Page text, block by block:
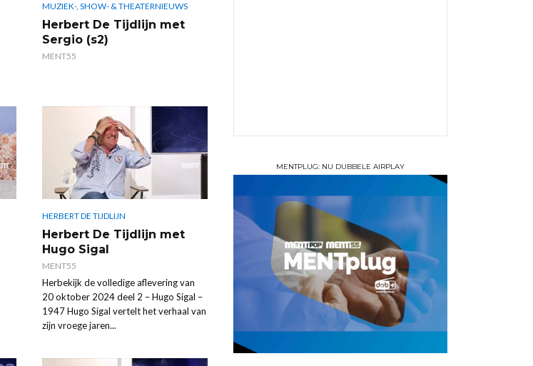
MUZIEK-, SHOW- & THEATERNIEUWS
Herbert De Tijdlijn met
Sergio (s2)
MENT55
HERBERT DE TIJDLIJN
Herbert De Tijdlijn met
Hugo Sigal
MENT55
Herbekijk de volledige aflevering van
20 oktober 2024 deel 2 – Hugo Sigal –
1947 Hugo Sigal vertelt het verhaal van
zijn vroege jaren...
MENTPLUG: NU DUBBELE AIRPLAY